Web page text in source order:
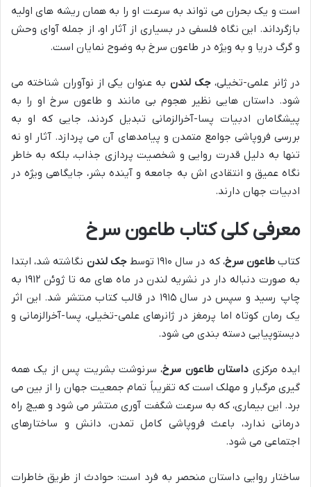
است و یک بحران می تواند به سرعت او را به همان ریشه های اولیه
بازگرداند. این نگاه فلسفی در بسیاری از آثار او، از جمله آوای وحش
و گرگ دریا و به ویژه در طاعون سرخ به وضوح نمایان است.
در ژانر علمی-تخیلی،جک لندن به عنوان یکی از نوآوران شناخته می
شود. داستان هایی نظیر هجوم بی مانند و طاعون سرخ او را به
پیشگامان ادبیات پسا-آخرالزمانی تبدیل کردند، جایی که او به
بررسی فروپاشی جوامع متمدن و پیامدهای آن می پردازد. آثار او نه
تنها به دلیل قدرت روایی و شخصیت پردازی جذاب، بلکه به خاطر
نگاه عمیق و انتقادی اش به جامعه و آینده بشر، جایگاهی ویژه در
ادبیات جهان دارند.
معرفی کلی کتاب طاعون سرخ
کتابطاعون سرخ، که در سال ۱۹۱۰ توسط جک لندن نگاشته شد، ابتدا
به صورت دنباله دار در نشریه لندن در ماه های مه تا ژوئن ۱۹۱۲ به
چاپ رسید و سپس در سال ۱۹۱۵ در قالب کتاب منتشر شد. این اثر
یک رمان کوتاه اما پرمغز در ژانرهای علمی-تخیلی، پسا-آخرالزمانی و
دیستوپیایی دسته بندی می شود.
ایده مرکزی داستان طاعون سرخ، سرنوشت بشریت پس از یک همه
گیری مرگبار و مهلک است که تقریباً تمام جمعیت جهان را از بین می
برد. این بیماری، که به سرعت شگفت آوری منتشر می شود و هیچ راه
درمانی ندارد، باعث فروپاشی کامل تمدن، دانش و ساختارهای
اجتماعی می شود.
ساختار روایی داستان منحصر به فرد است: حوادث از طریق خاطرات